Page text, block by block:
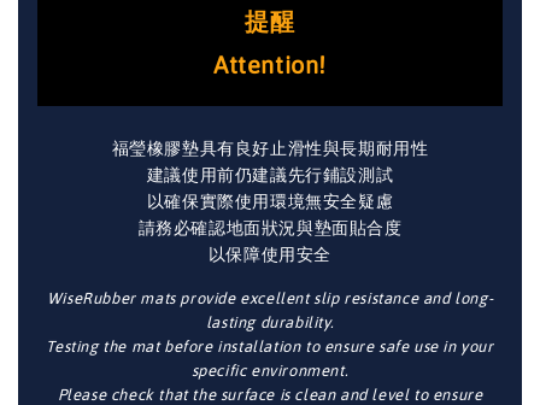
提醒
Attention!
福瑩橡膠墊具有良好止滑性與長期耐用性
建議使用前仍建議先行鋪設測試
以確保實際使用環境無安全疑慮
請務必確認地面狀況與墊面貼合度
以保障使用安全
WiseRubber mats provide excellent slip resistance and long-
lasting durability.
Testing the mat before installation to ensure safe use in your
specific environment.
Please check that the surface is clean and level to ensure